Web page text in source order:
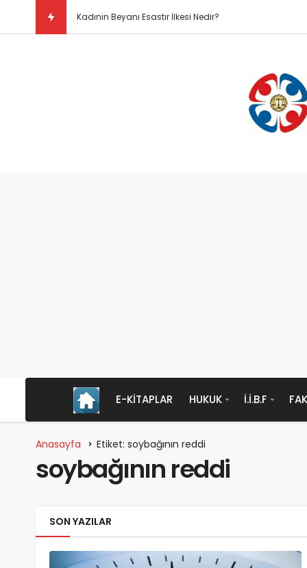
Doğal Hukuk Kuramı
E-KITAPLAR HUKUK İ.İ.B.F
Anasayfa Etiket: soybağının reddi
soybağının reddi
SON YAZILAR